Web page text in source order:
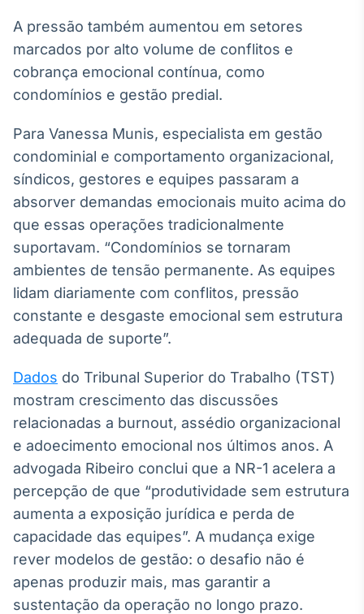
A pressão também aumentou em setores
marcados por alto volume de conflitos e
cobrança emocional contínua, como
condomínios e gestão predial.
Para Vanessa Munis, especialista em gestão
condominial e comportamento organizacional,
síndicos, gestores e equipes passaram a
absorver demandas emocionais muito acima do
que essas operações tradicionalmente
suportavam. “Condomínios se tornaram
ambientes de tensão permanente. As equipes
lidam diariamente com conflitos, pressão
constante e desgaste emocional sem estrutura
adequada de suporte”.
Dados do Tribunal Superior do Trabalho (TST)
mostram crescimento das discussões
relacionadas a burnout, assédio organizacional
e adoecimento emocional nos últimos anos. A
advogada Ribeiro conclui que a NR-1 acelera a
percepção de que “produtividade sem estrutura
aumenta a exposição jurídica e perda de
capacidade das equipes”. A mudança exige
rever modelos de gestão: o desafio não é
apenas produzir mais, mas garantir a
sustentação da operação no longo prazo.